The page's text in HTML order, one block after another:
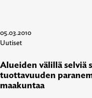
05.03.2010
Uutiset
Alueiden välillä selviä
tuottavuuden
maakuntaa